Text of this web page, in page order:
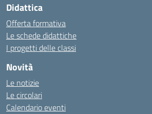
Didattica
Offerta formativa
Le schede didattiche
I progetti delle classi
Novità
Le notizie
Le circolari
Calendario eventi